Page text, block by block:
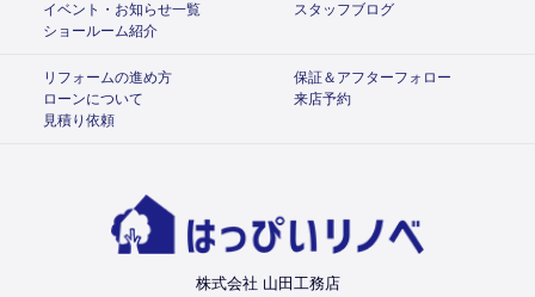
イベント・お知らせ一覧
スタッフブログ
ショールーム紹介
リフォームの進め方
保証＆アフターフォロー
ローンについて
来店予約
見積り依頼
株式会社 山田工務店